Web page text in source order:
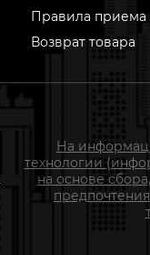
Правила приема
Возврат товара
На
технологии
на основе